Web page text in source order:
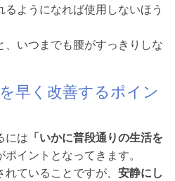
ようになれば使用しないほう
いつまでも腰がすっきりしな
早く改善するポイン
には 「いかに普段通りの生活を
イントとなってきます。
ていることですが、 安静にし